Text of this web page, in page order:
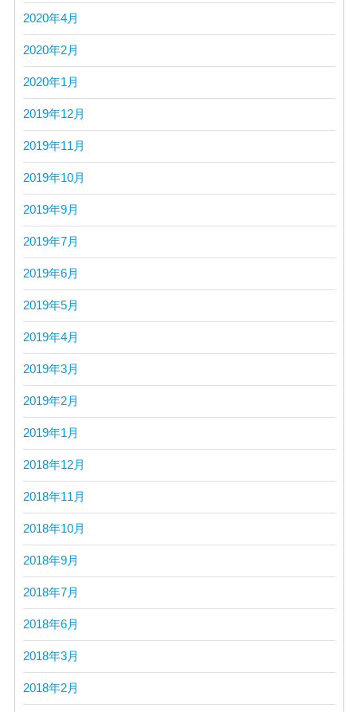
2020年4月
2020年2月
2020年1月
2019年12月
2019年11月
2019年10月
2019年9月
2019年7月
2019年6月
2019年5月
2019年4月
2019年3月
2019年2月
2019年1月
2018年12月
2018年11月
2018年10月
2018年9月
2018年7月
2018年6月
2018年3月
2018年2月